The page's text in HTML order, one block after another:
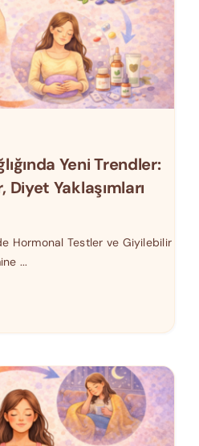
Yeni Trendler:
Yaklaşımları
Hormonal Testler ve Giyilebilir
...